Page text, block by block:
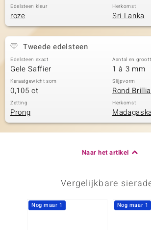
Edelsteen kleur
roze
Herkomst
Sri Lanka
Tweede edelsteen
Edelsteen exact
Gele Saffier
Aantal en
1 à 3 mm
Karaatgewicht som
0,105 ct
Slijpvorm
Rond
Zetting
Prong
Herkomst
Naar het artikel
Vergelijkbare
Nog maar 1 Nog maar 1